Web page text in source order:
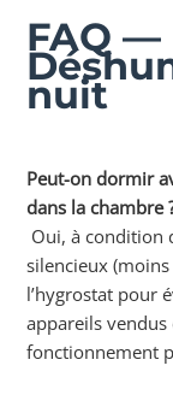
FAQ —
nuit
Peut-on dormir
dans la chambre
Oui, à condition
silencieux
l’hygrostat pour
appareils
fonctionnement